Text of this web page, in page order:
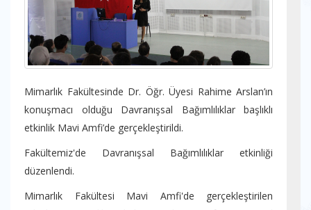
Mimarlık Fakültesinde Dr. Öğr. Üyesi Rahime Arslan’ın
konuşmacı olduğu Davranışsal Bağımlılıklar başlıklı
etkinlik Mavi Amfi’de gerçekleştirildi.
Fakültemiz'de Davranışsal Bağımlılıklar etkinliği
düzenlendi.
Mimarlık Fakültesi Mavi Amfi'de gerçekleştirilen